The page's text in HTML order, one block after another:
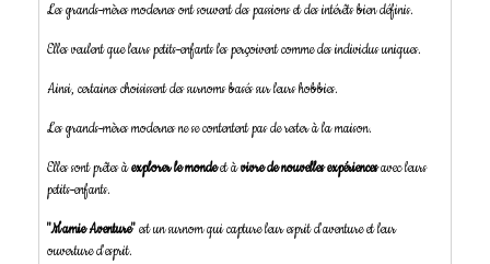
Les grands-mères modernes ont souvent des passions et des intérêts bien définis.
Elles veulent que leurs petits-enfants les perçoivent comme des individus uniques.
Ainsi, certaines choisissent des surnoms basés sur leurs hobbies.
Les grands-mères modernes ne se contentent pas de rester à la maison.
Elles sont prêtes àexplorer le mondeet àvivre de nouvelles expériencesavec leurs
petits-enfants.
"Mamie Aventure"est un surnom qui capture leur esprit d'aventure et leur
ouverture d'esprit.